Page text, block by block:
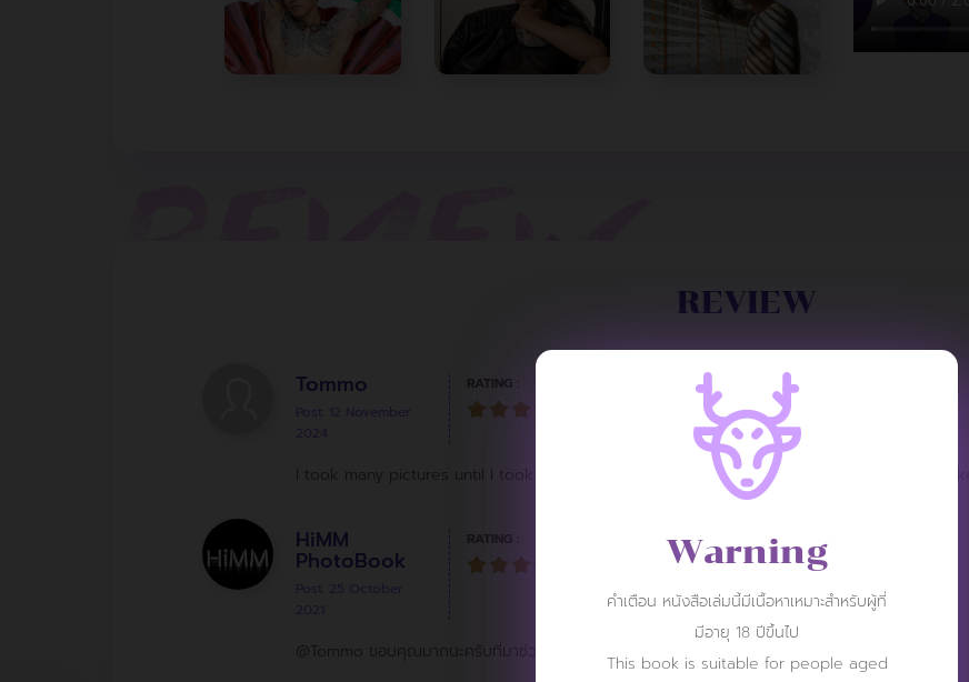
REVIEW
Tommo RATING :
I took many pictures until I took them all out. This time, I asked for good luck until it broke.
HiMM
PhotoBook
RATING :
@Tommo ขอบคุณมากนะครับที่มาช่วยยืนยันคุณภาพของ HiMM เล่มนี้ ^^
Warning
คำเตือน หนังสือเล่มนี้มีเนื้อหาเหมาะสำหรับผู้ที่
มีอายุ 18 ปีขึ้นไป
This book is suitable for people aged